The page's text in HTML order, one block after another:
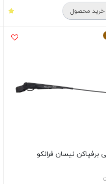
خرید محصول
برفپاکن نیسان فرانکو